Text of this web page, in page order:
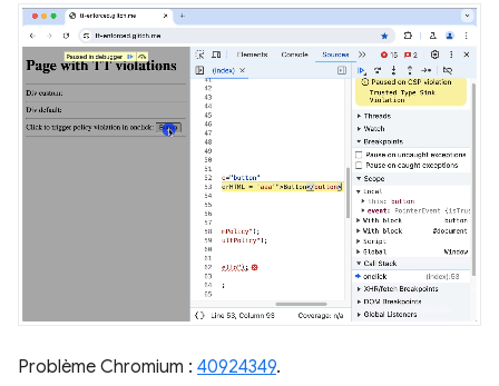
Problème Chromium : 40924349.